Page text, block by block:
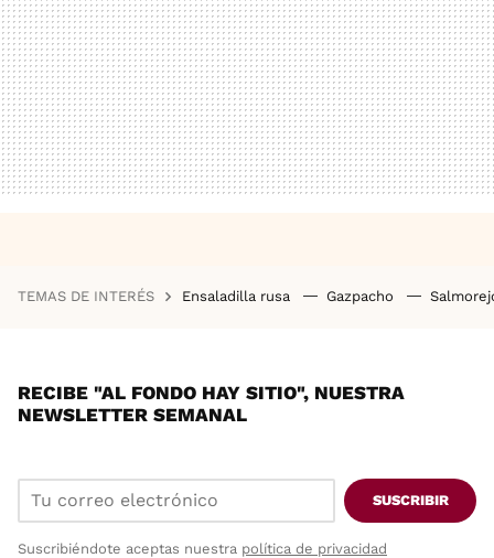
TEMAS DE INTERÉS Ensaladilla rusa Gazpacho
RECIBE "AL FONDO HAY SITIO", NUESTRA
NEWSLETTER SEMANAL
SUSCRIBIR
Suscribiéndote aceptas nuestra política de privacidad